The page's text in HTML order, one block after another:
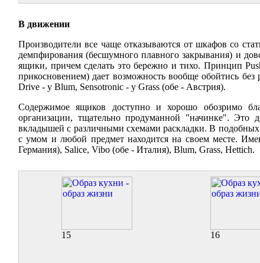
В движении
Производители все чаще отказываются от шкафов со
демпфирования (бесшумного плавного закрывания) и
ящики, причем сделать это бережно и тихо. Принцип
прикосновением) дает возможность вообще обойтись
Drive - у Blum, Sensotronic - у Grass (обе - Австрия).
Содержимое ящиков доступно и хорошо обозримо
организации, тщательно продуманной "начинке". Это
вкладышей с различными схемами раскладки. В
с умом и любой предмет находится на своем месте.
Германия), Salice, Vibo (обе - Италия), Blum, Grass, Hettich.
15 16